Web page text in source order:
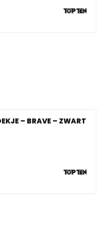
– BRAVE – ZWART